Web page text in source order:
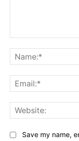
Save my name,